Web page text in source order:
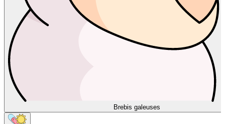
Brebis galeuses